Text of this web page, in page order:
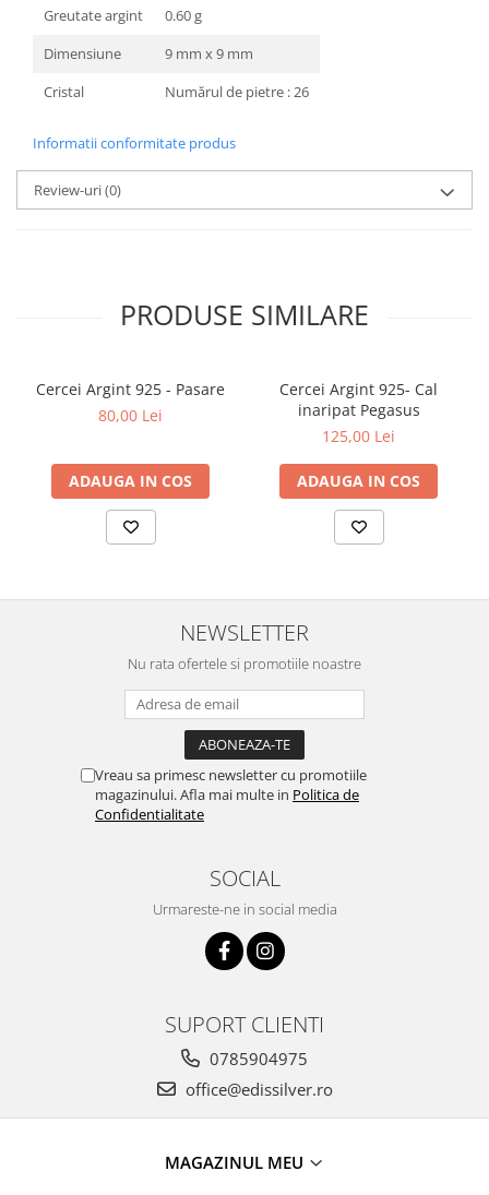
Greutate argint
0.60 g
Dimensiune
9 mm x 9 mm
Cristal
Numărul de pietre : 26
Informatii conformitate produs
Review-uri(0)
PRODUSE SIMILARE
Cercei Argint 925 - Pasare
80,00 Lei
ADAUGA IN COS
Cercei Argint 925- Cal
inaripat Pegasus
125,00 Lei
ADAUGA IN COS
NEWSLETTER
Nu rata ofertele si promotiile noastre
Vreau sa primesc newsletter cu promotiile
magazinului. Afla mai multe in Politica de
Confidentialitate
SOCIAL
Urmareste-ne in social media
SUPORT CLIENTI
0785904975
office@edissilver.ro
MAGAZINUL MEU